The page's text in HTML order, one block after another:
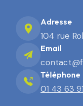
Adresse
104 rue
Email
Téléphone
01 43 63